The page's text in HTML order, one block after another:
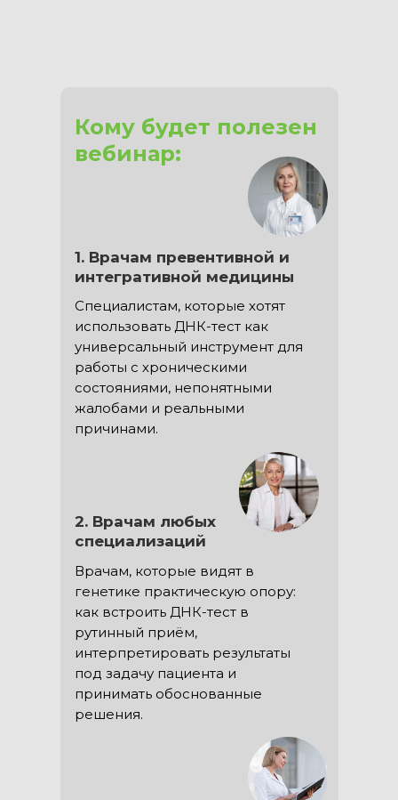
Кому будет полезен
вебинар:
2. Врачам любых
специализаций
1. Врачам превентивной и
интегративной медицины
Специалистам, которые хотят
использовать ДНК-тест как
универсальный инструмент для
работы с хроническими
состояниями, непонятными
жалобами и реальными
причинами.
Врачам, которые видят в
генетике практическую опору:
как встроить ДНК-тест в
рутинный приём,
интерпретировать результаты
под задачу пациента и
принимать обоснованные
решения.